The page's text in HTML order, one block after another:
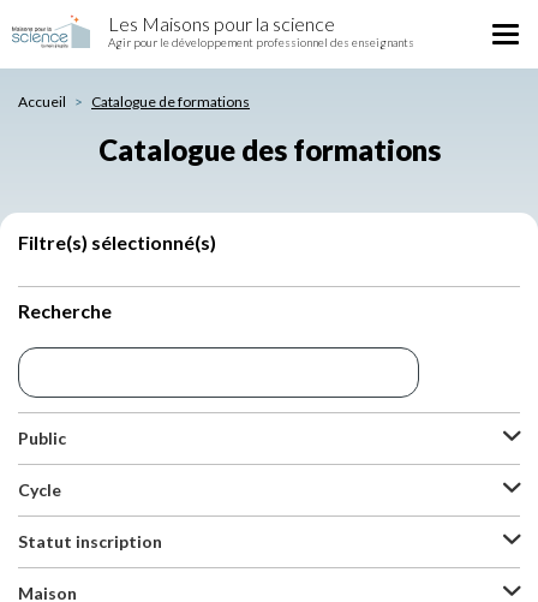
Catalogue
des
au
Les Maisons pour la science
Agir pour le développement professionnel des enseignants
Accueil Catalogue de formations
Catalogue des formations
Filtre(s) sélectionné(s)
Recherche
Public
Cycle
Statut inscription
Maison